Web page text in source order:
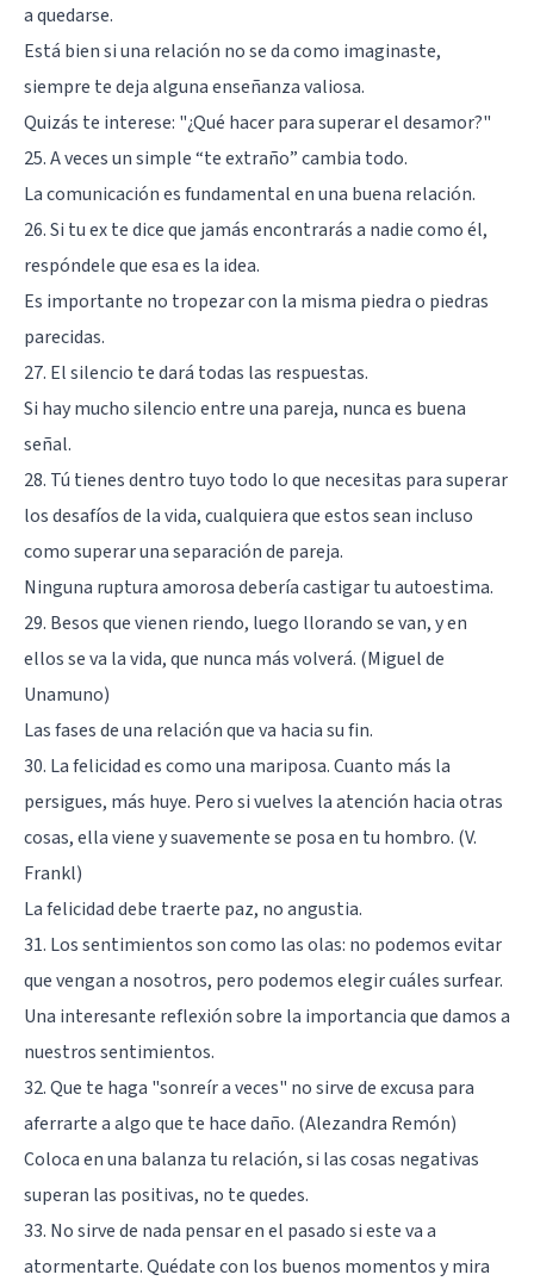
a quedarse.
Está bien si una relación no se da como imaginaste,
siempre te deja alguna enseñanza valiosa.
Quizás te interese: "¿Qué hacer para superar el desamor?"
25. A veces un simple “te extraño” cambia todo.
La comunicación es fundamental en una buena relación.
26. Si tu ex te dice que jamás encontrarás a nadie como él,
respóndele que esa es la idea.
Es importante no tropezar con la misma piedra o piedras
parecidas.
27. El silencio te dará todas las respuestas.
Si hay mucho silencio entre una pareja, nunca es buena
señal.
28. Tú tienes dentro tuyo todo lo que necesitas para superar
los desafíos de la vida, cualquiera que estos sean incluso
como superar una separación de pareja.
Ninguna ruptura amorosa debería castigar tu autoestima.
29. Besos que vienen riendo, luego llorando se van, y en
ellos se va la vida, que nunca más volverá. (Miguel de
Unamuno)
Las fases de una relación que va hacia su fin.
30. La felicidad es como una mariposa. Cuanto más la
persigues, más huye. Pero si vuelves la atención hacia otras
cosas, ella viene y suavemente se posa en tu hombro. (V.
Frankl)
La felicidad debe traerte paz, no angustia.
31. Los sentimientos son como las olas: no podemos evitar
que vengan a nosotros, pero podemos elegir cuáles surfear.
Una interesante reflexión sobre la importancia que damos a
nuestros sentimientos.
32. Que te haga "sonreír a veces" no sirve de excusa para
aferrarte a algo que te hace daño. (Alezandra Remón)
Coloca en una balanza tu relación, si las cosas negativas
superan las positivas, no te quedes.
33. No sirve de nada pensar en el pasado si este va a
atormentarte. Quédate con los buenos momentos y mira